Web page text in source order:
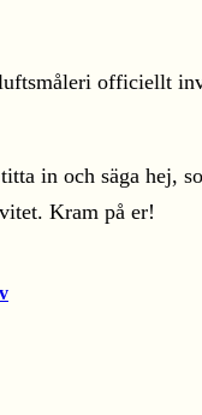
officiellt
in och säga hej,
Kram på er!